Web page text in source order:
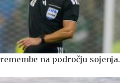
na področju sojenja.